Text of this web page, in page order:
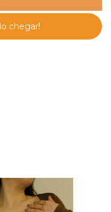
chegar!